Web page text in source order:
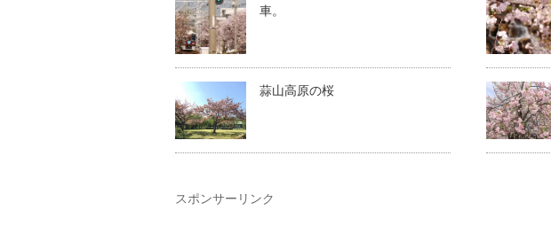
車。
蒜山高原の桜
スポンサーリンク